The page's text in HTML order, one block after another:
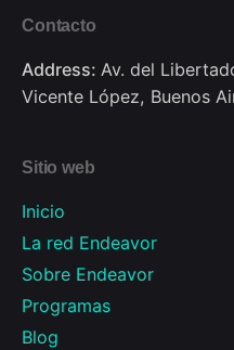
Contacto
Address: Av. del
Vicente López, Buenos
Sitio web
Inicio
La red Endeavor
Sobre Endeavor
Programas
Blog